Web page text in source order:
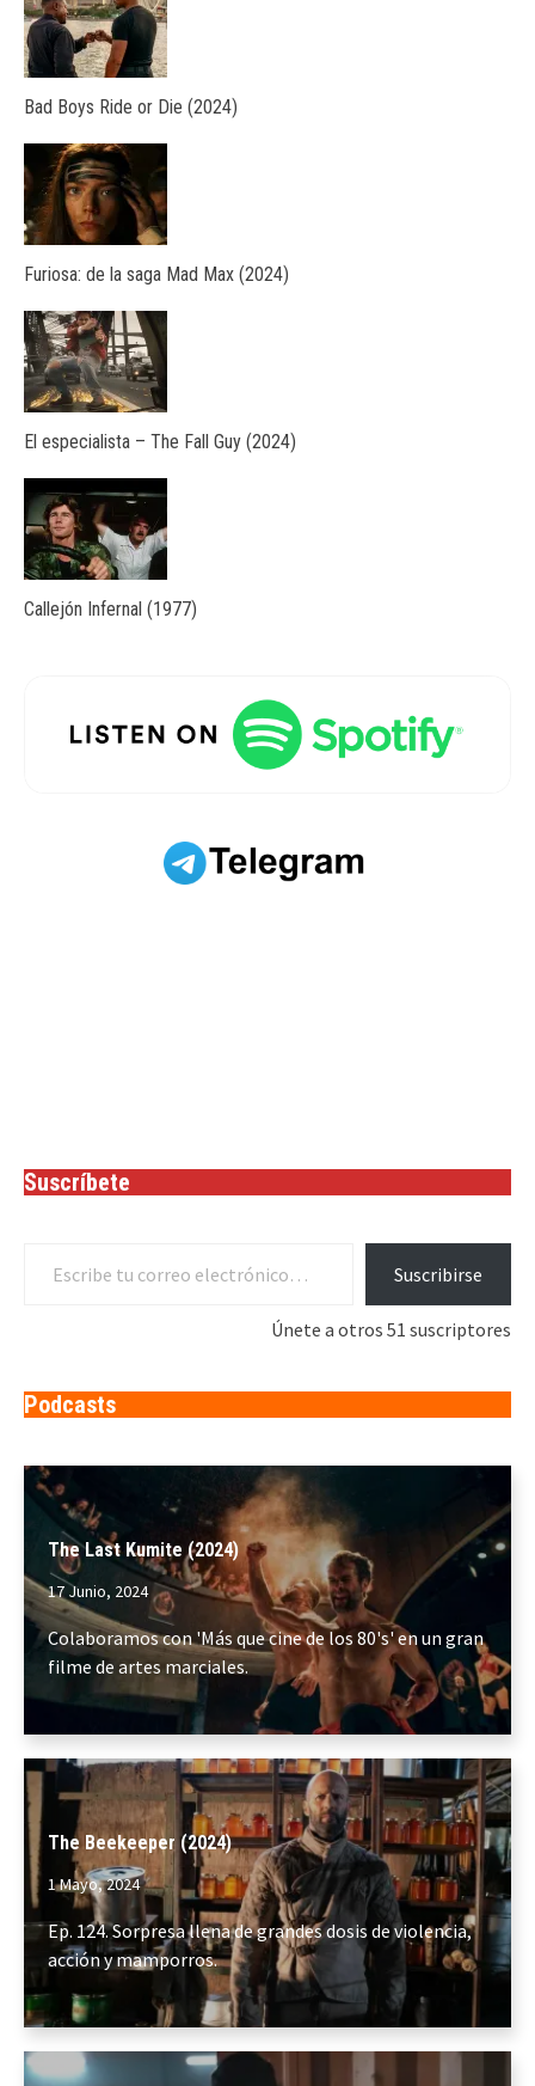
Bad Boys Ride or Die (2024)
Furiosa: de la saga Mad Max (2024)
El especialista – The Fall Guy (2024)
Callejón Infernal (1977)
Suscríbete
Suscribirse
Únete a otros 51 suscriptores
Podcasts
The Last Kumite (2024)
17 Junio, 2024
Colaboramos con 'Más que cine de los 80's' en un gran
filme de artes marciales.
The Beekeeper (2024)
1 Mayo, 2024
Ep. 124. Sorpresa llena de grandes dosis de violencia,
acción y mamporros.